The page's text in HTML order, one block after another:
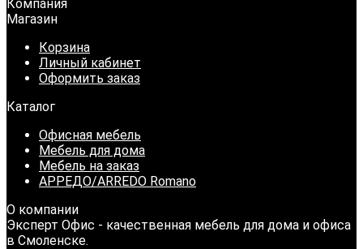
Компания
Магазин
Корзина
Личный кабинет
Оформить заказ
Каталог
Офисная мебель
Мебель для дома
Мебель на заказ
АРРЕДО/ARREDO Romano
О компании
Эксперт Офис - качественная мебель для дома и офиса
в Смоленске.